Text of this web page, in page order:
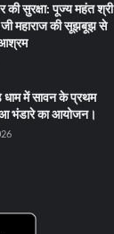
की सुरक्षा: पूज्य महंत श्री
जी महाराज की सूझबूझ से
में सावन के प्रथम
भंडारे का आयोजन।